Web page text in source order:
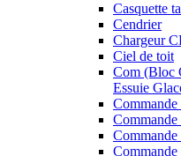
Casquette
Cendrier
Chargeur
Ciel de toit
Com (Bloc
Essuie
Commande